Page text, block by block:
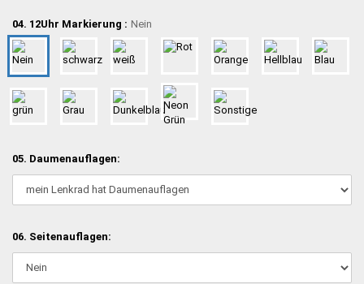
04. 12Uhr Markierung : Nein
05. Daumenauflagen:
06. Seitenauflagen: